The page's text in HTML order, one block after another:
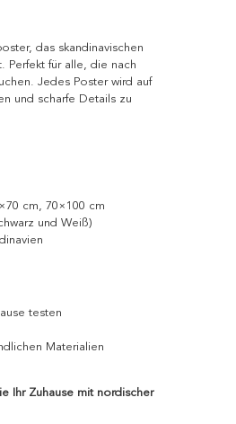
das skandinavischen
Perfekt für alle, die nach
Jedes Poster wird auf
und scharfe Details zu
cm, 70×100 cm
und Weiß)
testen
Materialien
Ihr Zuhause mit nordischer